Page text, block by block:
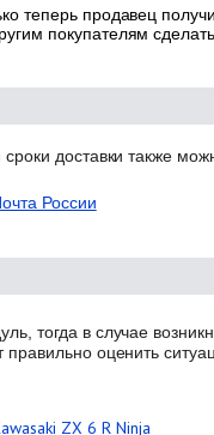
теперь продавец
покупателям
доставки также
России
тогда в случае
оценить
ZX 6 R Ninja